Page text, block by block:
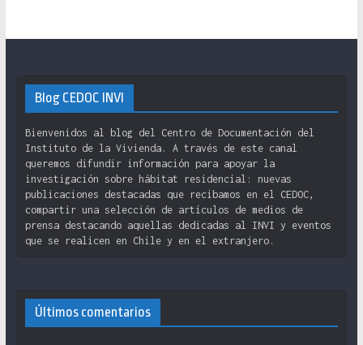
Blog CEDOC INVI
Bienvenidos al blog del Centro de Documentación del
Instituto de la Vivienda. A través de este canal
queremos difundir información para apoyar la
investigación sobre hábitat residencial: nuevas
publicaciones destacadas que recibamos en el CEDOC,
compartir una selección de artículos de medios de
prensa destacando aquellas dedicadas al INVI y eventos
que se realicen en Chile y en el extranjero.
Últimos comentarios